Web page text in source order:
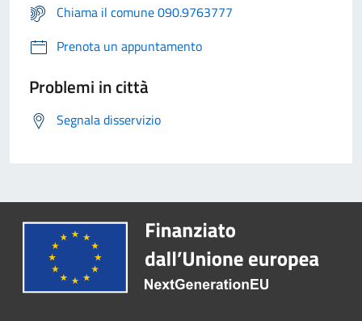
Chiama il comune 090.9763777
Prenota un appuntamento
Problemi in città
Segnala disservizio